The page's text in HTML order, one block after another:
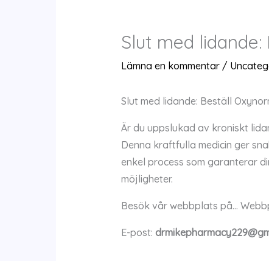
Slut med
Lämna en kommentar /
Slut med lidande: Beställ
Är du uppslukad av kroniskt
Denna kraftfulla medicin ger
enkel process som garanterar
möjligheter.
Besök vår webbplats på…
E-post: